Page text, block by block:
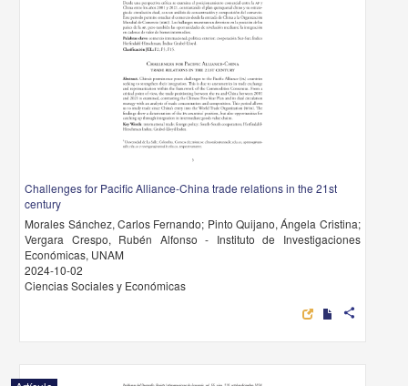
Challenges for Pacific Alliance-China trade relations in the 21st
century
Morales Sánchez, Carlos Fernando; Pinto Quijano, Ángela Cristina;
Vergara Crespo, Rubén Alfonso - Instituto de Investigaciones
Económicas, UNAM
2024-10-02
Ciencias Sociales y Económicas
share